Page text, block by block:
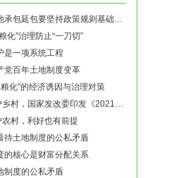
朱道林:农民土地承包延包要坚持政策规则基础上尊重农民意愿
化”治理防止“一刀切”
是一项系统工程
党百年土地制度变革
化”的经济诱因与治理对策
城里人也可落户乡村，国家发改委印发《2021年新型城镇化和城乡融合发展重点任务》
村，利好也有前提
待土地制度的公私矛盾
的核心是财富分配关系
制度的公私矛盾